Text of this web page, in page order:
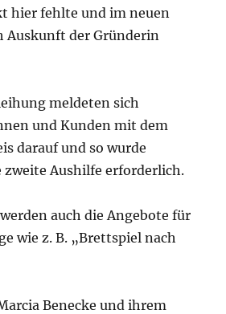
hier fehlte und im neuen
Auskunft der Gründerin
meldeten sich
und Kunden mit dem
darauf und so wurde
Aushilfe erforderlich.
auch die Angebote für
wie z. B. „Brettspiel nach
Benecke und ihrem